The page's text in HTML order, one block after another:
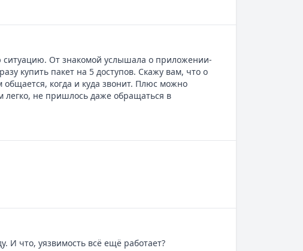
ситуацию. От знакомой услышала о приложении-
купить пакет на 5 доступов. Скажу вам, что о
когда и куда звонит. Плюс можно
не пришлось даже обращаться в
И что, уязвимость всё ещё работает?